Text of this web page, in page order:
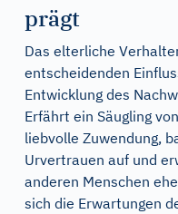
prägt
Das elterliche
entscheidenden
Entwicklung des
Erfährt ein Säugling
liebvolle Zuwendung,
Urvertrauen auf und
anderen Menschen
sich die Erwartungen